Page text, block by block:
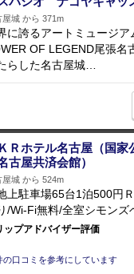
屋城 から 371m
に誇るアートミュージ
OF LEGEND尾張名
らした名古屋城…
Ｒホテル名古屋（国
古屋共済会館）
屋城 から 524m
上駐車場65台1泊500円
/Wi-Fi無料/全室シモンズ
ップアドバイザー評価
の口コミを参考にしています